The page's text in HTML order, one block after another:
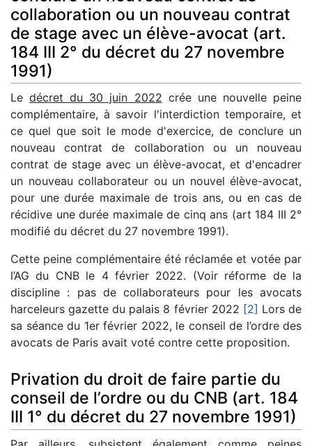
collaboration ou un nouveau contrat
de stage avec un élève-avocat (art.
184 III 2° du décret du 27 novembre
1991)
Ledécret du 30 juin 2022 crée une nouvelle peine
complémentaire, à savoir l'interdiction temporaire, et
ce quel que soit le mode d'exercice, de conclure un
nouveau contrat de collaboration ou un nouveau
contrat de stage avec un élève-avocat, et d'encadrer
un nouveau collaborateur ou un nouvel élève-avocat,
pour une durée maximale de trois ans, ou en cas de
récidive une durée maximale de cinq ans (art 184 III 2°
modifié du décret du 27 novembre 1991).
Cette peine complémentaire été réclamée et votée par
l’AG du CNB le 4 février 2022. (Voir réforme de la
discipline : pas de collaborateurs pour les avocats
harceleurs gazette du palais 8 février 2022 [2] Lors de
sa séance du 1er février 2022, le conseil de l’ordre des
avocats de Paris avait voté contre cette proposition.
Privation du droit de faire partie du
conseil de l’ordre ou du CNB (art. 184
III 1° du décret du 27 novembre 1991)